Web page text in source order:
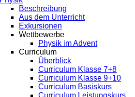
Beschreibung
Aus dem Unterricht
Exkursionen
Wettbewerbe
Physik im Advent
Curriculum
Überblick
Curriculum Klasse 7+8
Curriculum Klasse 9+10
Curriculum Basiskurs
Curriculum Leistungskurs